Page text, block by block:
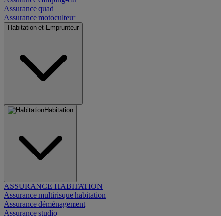
Assurance quad
Assurance motoculteur
Habitation et Emprunteur
Habitation
ASSURANCE HABITATION
Assurance multirisque habitation
Assurance déménagement
Assurance studio